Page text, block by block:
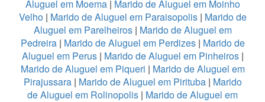
Aluguel em Moema| Marido de Aluguel em Moinho
Velho | Marido de Aluguel em Paraisopolis| Marido de
Aluguel em Parelheiros| Marido de Aluguel em
Pedreira| Marido de Aluguel em Perdizes| Marido de
Aluguel em Perus| Marido de Aluguel em Pinheiros|
Marido de Aluguel em Piqueri | Marido de Aluguel em
Pirajussara| Marido de Aluguel em Pirituba| Marido
de Aluguel em Rolinopolis | Marido de Aluguel em